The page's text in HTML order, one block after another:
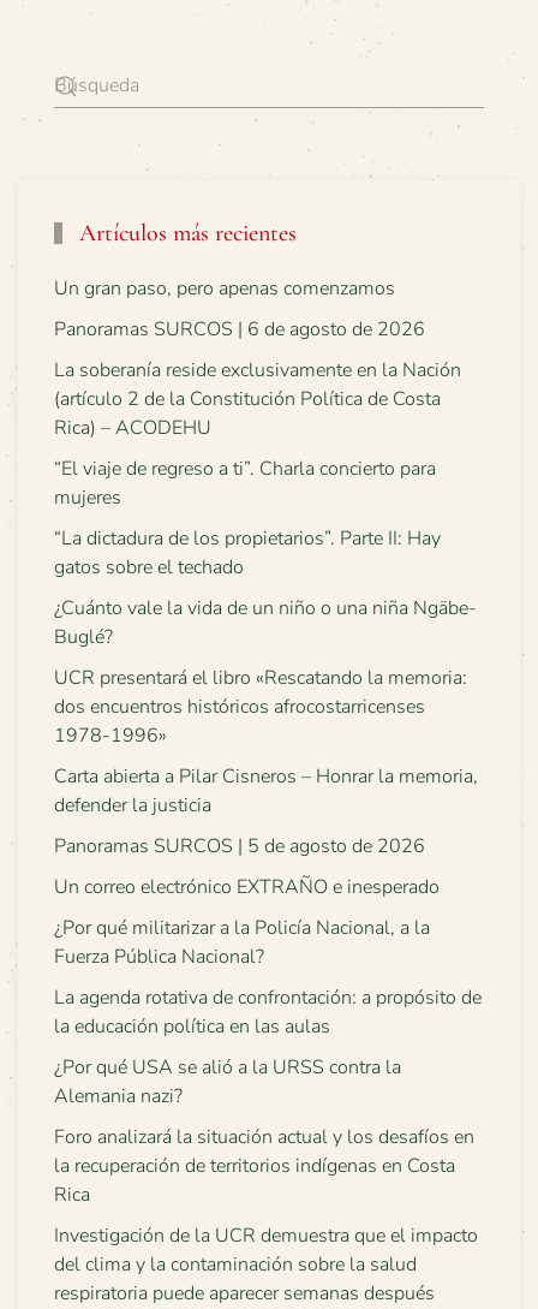
Artículos más recientes
Un gran paso, pero apenas comenzamos
Panoramas SURCOS | 6 de agosto de 2026
La soberanía reside exclusivamente en la Nación
(artículo 2 de la Constitución Política de Costa
Rica) – ACODEHU
“El viaje de regreso a ti”. Charla concierto para
mujeres
“La dictadura de los propietarios”. Parte II: Hay
gatos sobre el techado
¿Cuánto vale la vida de un niño o una niña Ngäbe-
Buglé?
UCR presentará el libro «Rescatando la memoria:
dos encuentros históricos afrocostarricenses
1978-1996»
Carta abierta a Pilar Cisneros – Honrar la memoria,
defender la justicia
Panoramas SURCOS | 5 de agosto de 2026
Un correo electrónico EXTRAÑO e inesperado
¿Por qué militarizar a la Policía Nacional, a la
Fuerza Pública Nacional?
La agenda rotativa de confrontación: a propósito de
la educación política en las aulas
¿Por qué USA se alió a la URSS contra la
Alemania nazi?
Foro analizará la situación actual y los desafíos en
la recuperación de territorios indígenas en Costa
Rica
Investigación de la UCR demuestra que el impacto
del clima y la contaminación sobre la salud
respiratoria puede aparecer semanas después